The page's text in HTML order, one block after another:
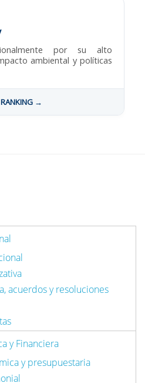
por su alto
ambiental y políticas
RANKING →
acuerdos y resoluciones
y Financiera
y presupuestaria